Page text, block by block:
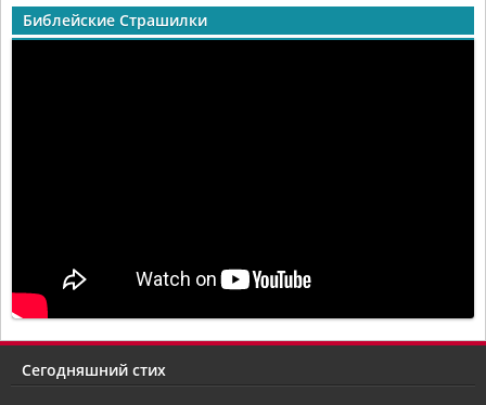
Библейские Страшилки
Сегодняшний стих